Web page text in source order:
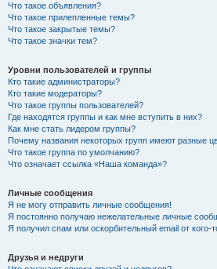
Что такое объявления?
Что такое прилепленные темы?
Что такое закрытые темы?
Что такое значки тем?
Уровни пользователей и группы
Кто такие администраторы?
Кто такие модераторы?
Что такое группы пользователей?
Где находятся группы и как мне вступить в них?
Как мне стать лидером группы?
Почему названия некоторых групп имеют разные
Что такое группа по умолчанию?
Что означает ссылка «Наша команда»?
Личные сообщения
Я не могу отправить личные сообщения!
Я постоянно получаю нежелательные личные
Я получил спам или оскорбительный email от кого-
Друзья и недруги